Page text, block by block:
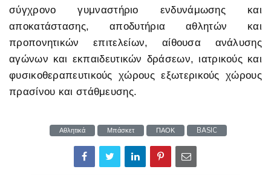
σύγχρονο γυμναστήριο ενδυνάμωσης και
αποκατάστασης, αποδυτήρια αθλητών και
προπονητικών επιτελείων, αίθουσα ανάλυσης
αγώνων και εκπαιδευτικών δράσεων, ιατρικούς και
φυσικοθεραπευτικούς χώρους εξωτερικούς χώρους
πρασίνου και στάθμευσης.
Αθλητικά Μπάσκετ ΠΑΟΚ BASIC